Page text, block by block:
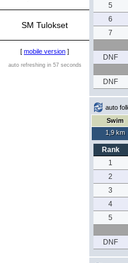
SM Tulokset
[ mobile version ]
auto refreshing in 57 seconds
5
6
7
DNF
DNF
auto
Swim
1,9 km
Rank
1
2
3
4
5
DNF